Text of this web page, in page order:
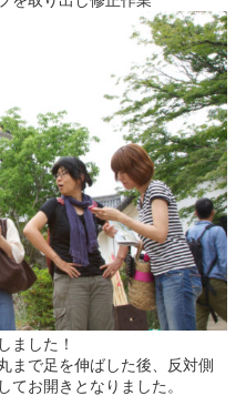
ました！
まで足を伸ばした後、反対側
てお開きとなりました。